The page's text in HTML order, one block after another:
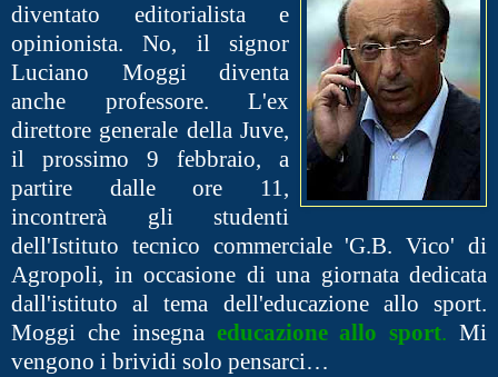
diventato editorialista e
opinionista. No, il signor
Luciano Moggi diventa
anche professore. L'ex
direttore generale della Juve,
il prossimo 9 febbraio, a
partire dalle ore 11,
incontrerà gli studenti
dell'Istituto tecnico commerciale 'G.B. Vico' di
Agropoli, in occasione di una giornata dedicata
dall'istituto al tema dell'educazione allo sport.
Moggi che insegna educazione allo sport. Mi
vengono i brividi solo pensarci…